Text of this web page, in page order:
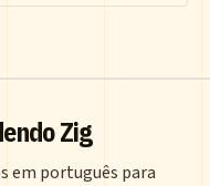
Zig
em português para